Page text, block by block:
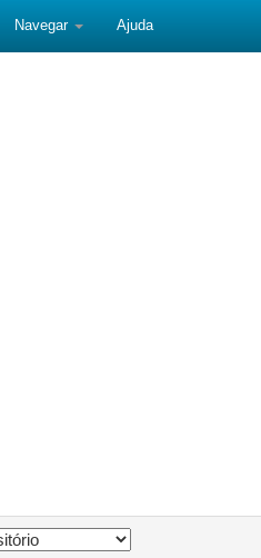
Navegar Ajuda